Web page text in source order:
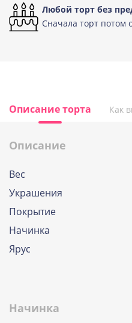
Любой торт без
Сначала торт потом
Описание торта Как
Описание
Вес
Украшения
Покрытие
Начинка
Ярус
Начинка